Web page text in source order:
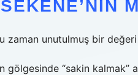
zaman unutulmuş bir
“sakin kalmak”